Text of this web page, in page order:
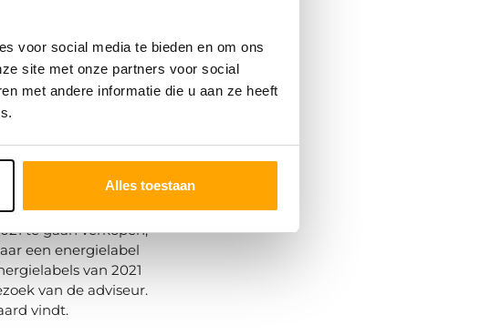
voor social media te bieden en om ons
site met onze partners voor social
met andere informatie die u aan ze heeft
Alles toestaan
aan de hand
hoeveel
een verplicht
bedragen. Een
te gaan verkopen,
een energielabel
van 2021
van de adviseur.
vindt.